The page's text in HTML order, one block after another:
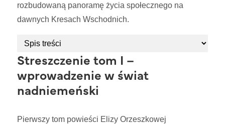
rozbudowaną panoramę życia społecznego na
dawnych Kresach Wschodnich.
Streszczenie tom I –
wprowadzenie w świat
nadniemeński
Pierwszy tom powieści Elizy Orzeszkowej